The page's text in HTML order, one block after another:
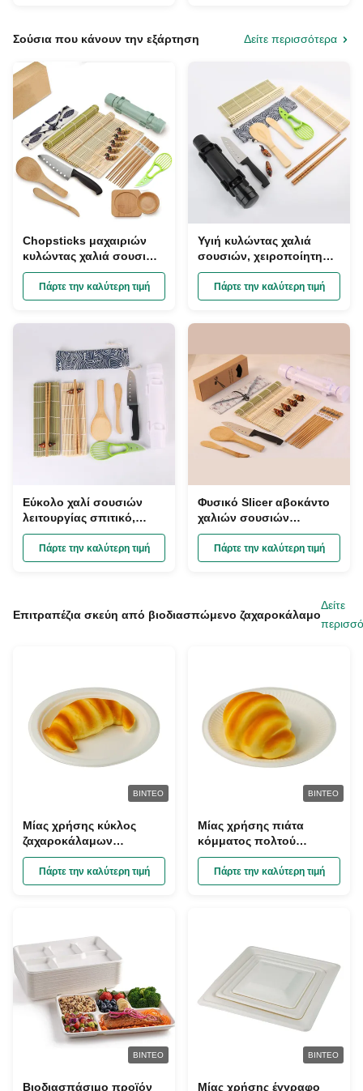
Σούσια που κάνουν την εξάρτηση Δείτε περισσότερα
Chopsticks μαχαιριών
κυλώντας χαλιά σουσιών,
σούσια μπαμπού
καθοδήγησης χρηστών
που κάνουν την
Πάρτε την καλύτερη τιμή
Υγιή κυλώντας χαλιά
σουσιών, χειροποίητη
γυαλισμένη εξάρτηση
κουζίνα σουσιών
μπαμπού
Πάρτε την καλύτερη τιμή
Εύκολο χαλί σουσιών
λειτουργίας σπιτικό,
Chopsticks κουπιών
ρυζιού μπαμπού
καθορισμένος
Πάρτε την καλύτερη τιμή
Φυσικό Slicer αβοκάντο
χαλιών σουσιών
μπαμπού κουζινών DIY
κυλώντας έγγραφο που
τυλίγεται
Πάρτε την καλύτερη τιμή
Επιτραπέζια σκεύη από βιοδιασπώμενο ζαχαροκάλαμο
Δείτε
ΒΊΝΤΕΟ
Μίας χρήσης κύκλος
ζαχαροκάλαμων
βαγάσσης γαμήλιων
πιάτων 6inch
βιοδιασπάσιμος
Πάρτε την καλύτερη τιμή
ΒΊΝΤΕΟ
Μίας χρήσης πιάτα
κόμματος πολτού
βαγάσσης
ζαχαροκάλαμων,
λιπασματοποιήσιμα
Πάρτε την καλύτερη τιμή
ΒΊΝΤΕΟ
Βιοδιασπάσιμο προϊόν
ΒΊΝΤΕΟ
Μίας χρήσης έγγραφο